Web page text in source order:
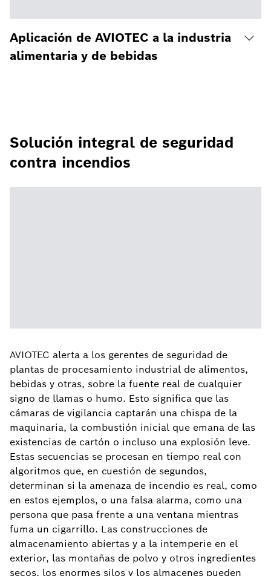
Aplicación de AVIOTEC a la industria
alimentaria y de bebidas
Solución integral de seguridad
contra incendios
AVIOTEC alerta a los gerentes de seguridad de
plantas de procesamiento industrial de alimentos,
bebidas y otras, sobre la fuente real de cualquier
signo de llamas o humo. Esto significa que las
cámaras de vigilancia captarán una chispa de la
maquinaria, la combustión inicial que emana de las
existencias de cartón o incluso una explosión leve.
Estas secuencias se procesan en tiempo real con
algoritmos que, en cuestión de segundos,
determinan si la amenaza de incendio es real, como
en estos ejemplos, o una falsa alarma, como una
persona que pasa frente a una ventana mientras
fuma un cigarrillo. Las construcciones de
almacenamiento abiertas y a la intemperie en el
exterior, las montañas de polvo y otros ingredientes
secos, los enormes silos y los almacenes pueden